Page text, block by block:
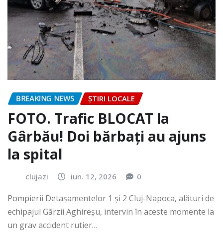
BREAKING NEWS ȘTIRI LOCALE
FOTO. Trafic BLOCAT la
Gârbău! Doi bărbați au ajuns
la spital
clujazi iun. 12, 2026 0
Pompierii Detașamentelor 1 și 2 Cluj-Napoca, alături de
echipajul Gărzii Aghireșu, intervin în aceste momente la
un grav accident rutier…